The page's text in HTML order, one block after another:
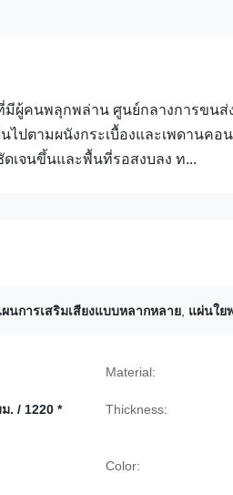
ผู้คนพลุกพล่าน ศูนย์กลางการขนส่
ไปตามผนังกระเบื้องและเพดานค
ดเจนขึ้นและพื้นที่รอสงบลง ท...
นการเสริมเสียงแบบหลากหลาย แผ่นใย
Material:
. / 1220 *
Thickness:
Color: